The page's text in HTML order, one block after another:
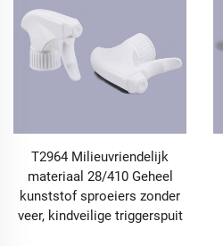
T2964 Milieuvriendelijk
materiaal 28/410 Geheel
kunststof sproeiers zonder
veer, kindveilige triggerspuit